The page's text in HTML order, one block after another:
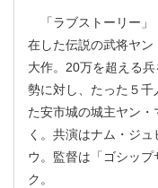
「ラブストーリー」
在した伝説の武将ヤ
大作。20万を超える
勢に対し、たった５千
た安市城の城主ヤン
く。共演はナム・ジ
ウ。監督は「ゴシッ
ク。